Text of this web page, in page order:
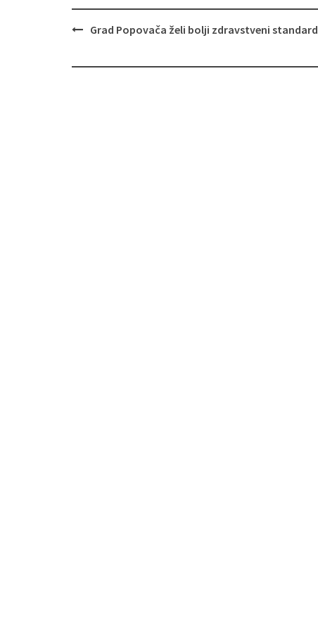
Grad Popovača želi bolji zdravstveni standard